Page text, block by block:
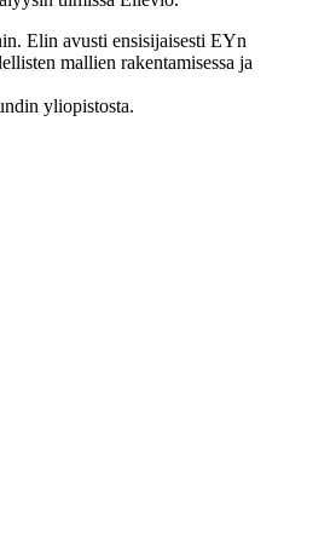
Elin avusti ensisijaisesti EYn
mallien rakentamisessa ja
yliopistosta.